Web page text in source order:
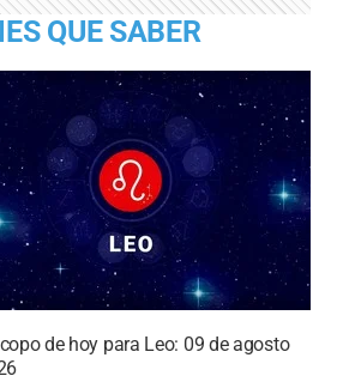
QUE SABER
de hoy para Leo: 09 de agosto